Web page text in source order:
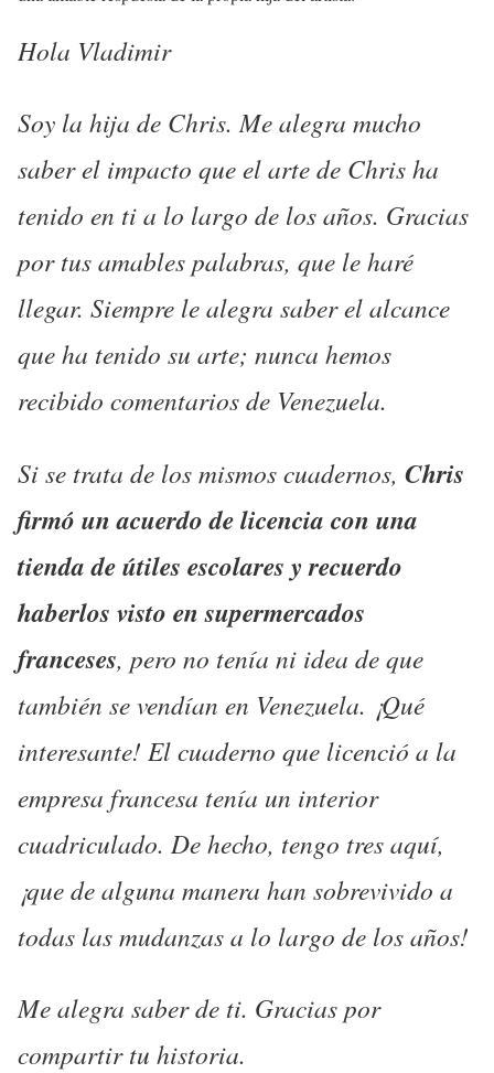
Hola Vladimir
Soy la hija de Chris. Me alegra mucho
saber el impacto que el arte de Chris ha
tenido en ti a lo largo de los años. Gracias
por tus amables palabras, que le haré
llegar. Siempre le alegra saber el alcance
que ha tenido su arte; nunca hemos
recibido comentarios de Venezuela.
Si se trata de los mismos cuadernos, Chris
firmó un acuerdo de licencia con una
tienda de útiles escolares y recuerdo
haberlos visto en supermercados
franceses, pero no tenía ni idea de que
también se vendían en Venezuela. ¡Qué
interesante! El cuaderno que licenció a la
empresa francesa tenía un interior
cuadriculado. De hecho, tengo tres aquí,
¡que de alguna manera han sobrevivido a
todas las mudanzas a lo largo de los años!
Me alegra saber de ti. Gracias por
compartir tu historia.